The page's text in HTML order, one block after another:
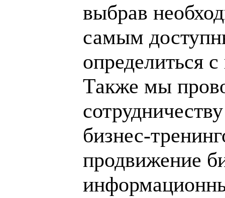
выбрав
самым
определиться
Также мы
бизнес-
продвижение